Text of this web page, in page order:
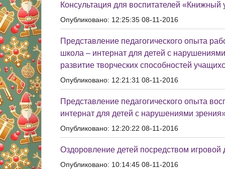
Консультация для воспитателей «Книжный
Опубликовано: 12:25:35 08-11-2016
Представление педагогического опыта
школа – интернат для детей с
развитие творческих способностей
Опубликовано: 12:21:31 08-11-2016
Представление педагогического опыта
интернат для детей с нарушениями
Опубликовано: 12:20:22 08-11-2016
Оздоровление детей посредством игровой
Опубликовано: 10:14:45 08-11-2016